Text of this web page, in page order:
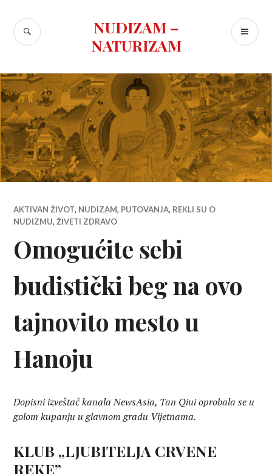
content
NUDIZAM –
NATURIZAM
SEARCH
AKTIVAN ŽIVOT, NUDIZAM, PUTOVANJA, REKLI SU O
NUDIZMU,ŽIVETI ZDRAVO
Omogućite sebi
budistički beg na ovo
tajnovito mesto u
Hanoju
Dopisni izveštač kanala NewsAsia, Tan Qiui oprobala se u
golom kupanju u glavnom gradu Vijetnama.
KLUB „LJUBITELJA CRVENE
REKE”